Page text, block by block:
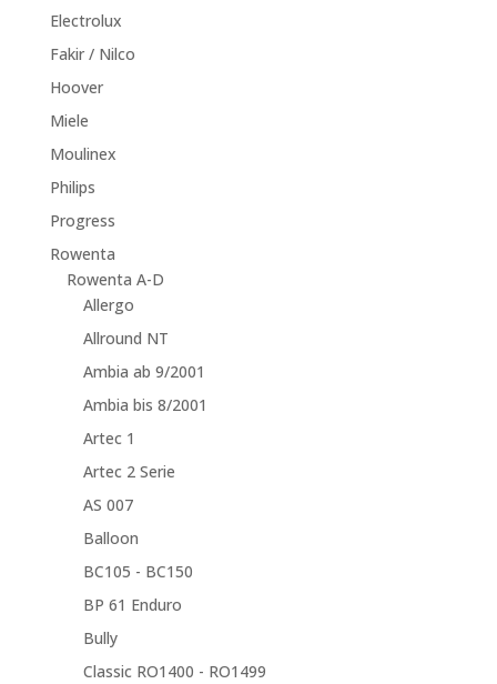
Electrolux
Fakir / Nilco
Hoover
Miele
Moulinex
Philips
Progress
Rowenta
Rowenta A-D
Allergo
Allround NT
Ambia ab 9/2001
Ambia bis 8/2001
Artec 1
Artec 2 Serie
AS 007
Balloon
BC105 - BC150
BP 61 Enduro
Bully
Classic RO1400 - RO1499